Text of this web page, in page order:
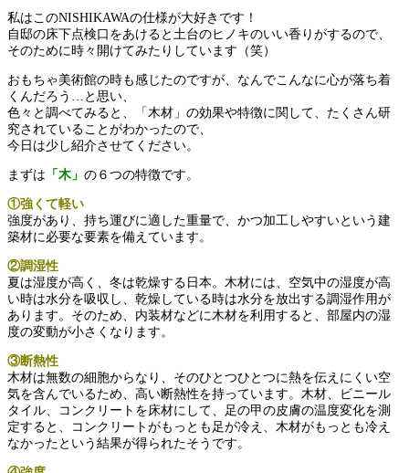
私はこのNISHIKAWAの仕様が大好きです！
自邸の床下点検口をあけると土台のヒノキのいい香りがするので、
そのために時々開けてみたりしています（笑）
おもちゃ美術館の時も感じたのですが、なんでこんなに心が落ち着
くんだろう…と思い、
色々と調べてみると、「木材」の効果や特徴に関して、たくさん研
究されていることがわかったので、
今日は少し紹介させてください。
まずは 「木」 の６つの特徴です。
①強くて軽い
強度があり、持ち運びに適した重量で、かつ加工しやすいという建
築材に必要な要素を備えています。
②調湿性
夏は湿度が高く、冬は乾燥する日本。木材には、空気中の湿度が高
い時は水分を吸収し、乾燥している時は水分を放出する調湿作用が
あります。そのため、内装材などに木材を利用すると、部屋内の湿
度の変動が小さくなります。
③断熱性
木材は無数の細胞からなり、そのひとつひとつに熱を伝えにくい空
気を含んでいるため、高い断熱性を持っています。木材、ビニール
タイル、コンクリートを床材にして、足の甲の皮膚の温度変化を測
定すると、コンクリートがもっとも足が冷え、木材がもっとも冷え
なかったという結果が得られたそうです。